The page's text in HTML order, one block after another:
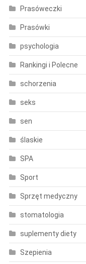
Prasóweczki
Prasówki
psychologia
Rankingi i Polecne
schorzenia
seks
sen
ślaskie
SPA
Sport
Sprzęt medyczny
stomatologia
suplementy diety
Szepienia